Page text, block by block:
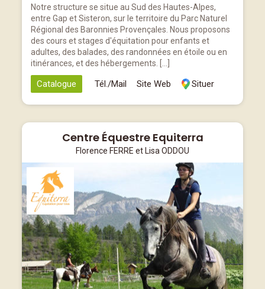
Notre structure se situe au Sud des Hautes-Alpes,
entre Gap et Sisteron, sur le territoire du Parc Naturel
Régional des Baronnies Provençales. Nous proposons
des cours et stages d'équitation pour enfants et
adultes, des balades, des randonnées en étoile ou en
itinérances, et des hébergements. […]
Catalogue Tél./Mail Site Web Situer
Centre Équestre Equiterra
Florence FERRE et Lisa ODDOU